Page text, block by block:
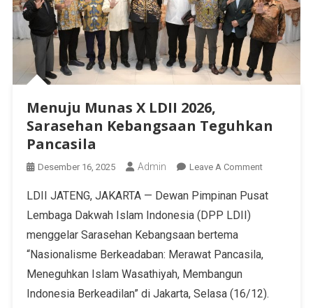
Menuju Munas X LDII 2026,
Sarasehan Kebangsaan Teguhkan
Pancasila
Desember 16, 2025 Admin Leave A Comment
LDII JATENG, JAKARTA — Dewan Pimpinan Pusat
Lembaga Dakwah Islam Indonesia (DPP LDII)
menggelar Sarasehan Kebangsaan bertema
“Nasionalisme Berkeadaban: Merawat Pancasila,
Meneguhkan Islam Wasathiyah, Membangun
Indonesia Berkeadilan” di Jakarta, Selasa (16/12).